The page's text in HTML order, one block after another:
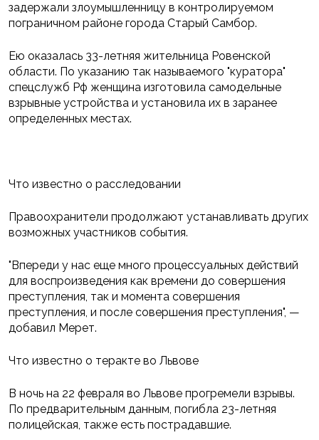
задержали злоумышленницу в контролируемом
пограничном районе города Старый Самбор.
Ею оказалась 33-летняя жительница Ровенской
области. По указанию так называемого "куратора"
спецслужб Рф женщина изготовила самодельные
взрывные устройства и установила их в заранее
определенных местах.
Что известно о расследовании
Правоохранители продолжают устанавливать других
возможных участников события.
"Впереди у нас еще много процессуальных действий
для воспроизведения как времени до совершения
преступления, так и момента совершения
преступления, и после совершения преступления", —
добавил Мерет.
Что известно о теракте во Львове
В ночь на 22 февраля во Львове прогремели взрывы.
По предварительным данным, погибла 23-летняя
полицейская, также есть пострадавшие.